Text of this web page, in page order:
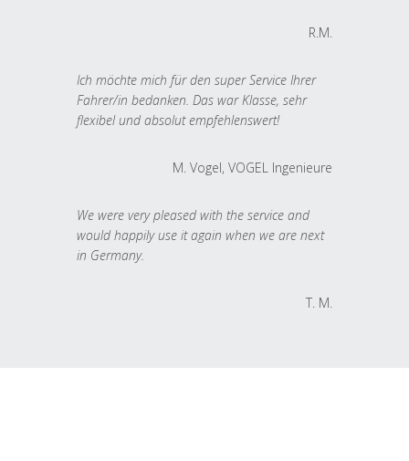
R.M.
Ich möchte mich für den super Service Ihrer
Fahrer/in bedanken. Das war Klasse, sehr
flexibel und absolut empfehlenswert!
M. Vogel, VOGEL Ingenieure
We were very pleased with the service and
would happily use it again when we are next
in Germany.
T. M.